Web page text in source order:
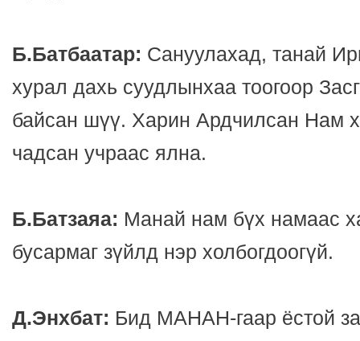
Б.Батбаатар: Сануулахад, танай
хурал дахь суудлынхаа тоогоор
байсан шүү. Харин Ардчилсан Нам
чадсан учраас ялна.
Б.Батзаяа: Манай нам бүх намаас
бусармаг зүйлд нэр холбогдоогүй.
Д.Энхбат: Бид МАНАН-гаар ёстой